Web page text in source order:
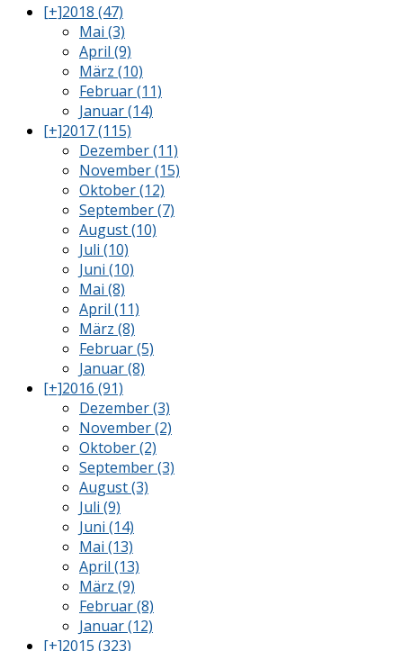
[+]2018 (47)
Mai (3)
April (9)
März (10)
Februar (11)
Januar (14)
[+]2017 (115)
Dezember (11)
November (15)
Oktober (12)
September (7)
August (10)
Juli (10)
Juni (10)
Mai (8)
April (11)
März (8)
Februar (5)
Januar (8)
[+]2016 (91)
Dezember (3)
November (2)
Oktober (2)
September (3)
August (3)
Juli (9)
Juni (14)
Mai (13)
April (13)
März (9)
Februar (8)
Januar (12)
[+]2015 (323)